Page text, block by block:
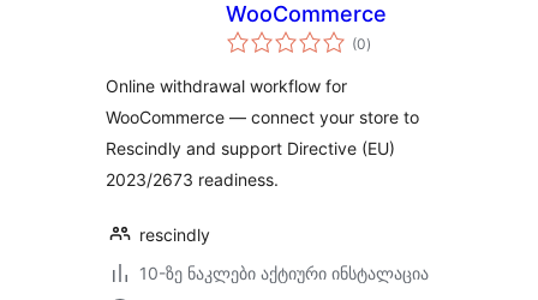
WooCommerce
(0საერთო
რეიტინგი
)
Online withdrawal workflow for
WooCommerce — connect your store to
Rescindly and support Directive (EU)
2023/2673 readiness.
rescindly
10-ზე ნაკლები აქტიური ინსტალაცია